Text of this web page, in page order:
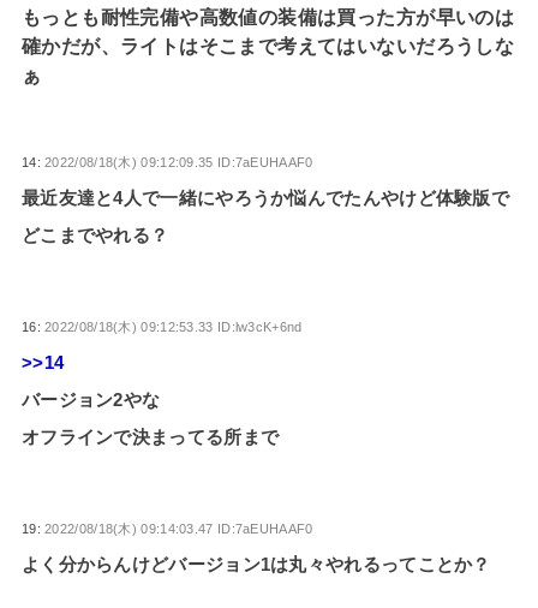
もっとも耐性完備や高数値の装備は買った方が早いのは
確かだが、ライトはそこまで考えてはいないだろうしな
ぁ
14:2022/08/18(木) 09:12:09.35 ID:7aEUHAAF0
最近友達と4人で一緒にやろうか悩んでたんやけど体験版で
どこまでやれる？
16:2022/08/18(木) 09:12:53.33 ID:lw3cK+6nd
>>14
バージョン2やな
オフラインで決まってる所まで
19:2022/08/18(木) 09:14:03.47 ID:7aEUHAAF0
よく分からんけどバージョン1は丸々やれるってことか？